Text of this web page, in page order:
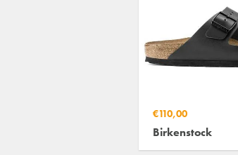
€110,00
Birkenstock